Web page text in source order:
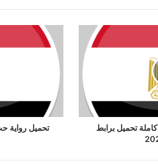
رواية حنين الماضي pdf كاملة تحميل برابط